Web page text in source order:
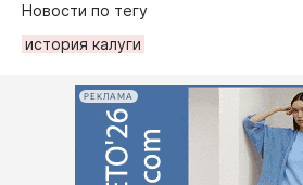
Новости по тегу
история калуги
РЕКЛАМА